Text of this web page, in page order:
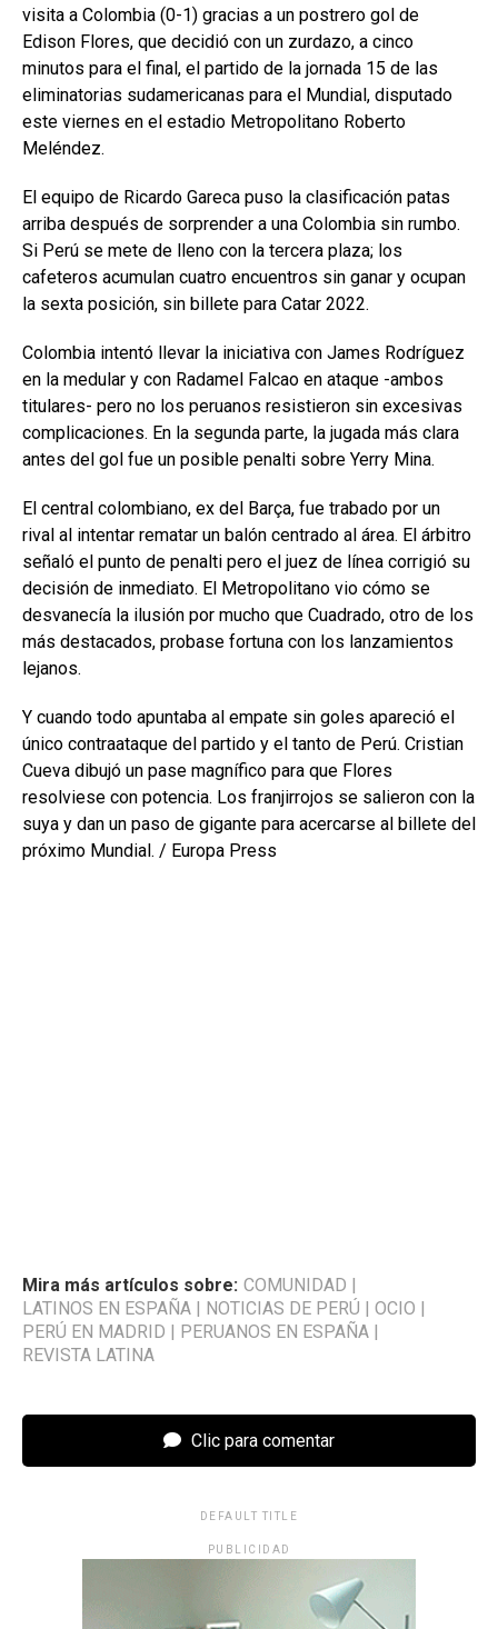
visita a Colombia (0-1) gracias a un postrero gol de
Edison Flores, que decidió con un zurdazo, a cinco
minutos para el final, el partido de la jornada 15 de las
eliminatorias sudamericanas para el Mundial, disputado
este viernes en el estadio Metropolitano Roberto
Meléndez.
El equipo de Ricardo Gareca puso la clasificación patas
arriba después de sorprender a una Colombia sin rumbo.
Si Perú se mete de lleno con la tercera plaza; los
cafeteros acumulan cuatro encuentros sin ganar y ocupan
la sexta posición, sin billete para Catar 2022.
Colombia intentó llevar la iniciativa con James Rodríguez
en la medular y con Radamel Falcao en ataque -ambos
titulares- pero no los peruanos resistieron sin excesivas
complicaciones. En la segunda parte, la jugada más clara
antes del gol fue un posible penalti sobre Yerry Mina.
El central colombiano, ex del Barça, fue trabado por un
rival al intentar rematar un balón centrado al área. El árbitro
señaló el punto de penalti pero el juez de línea corrigió su
decisión de inmediato. El Metropolitano vio cómo se
desvanecía la ilusión por mucho que Cuadrado, otro de los
más destacados, probase fortuna con los lanzamientos
lejanos.
Y cuando todo apuntaba al empate sin goles apareció el
único contraataque del partido y el tanto de Perú. Cristian
Cueva dibujó un pase magnífico para que Flores
resolviese con potencia. Los franjirrojos se salieron con la
suya y dan un paso de gigante para acercarse al billete del
próximo Mundial. / Europa Press
Mira más artículos sobre: COMUNIDAD |
LATINOS EN ESPAÑA | NOTICIAS DE PERÚ | OCIO |
PERÚ EN MADRID | PERUANOS EN ESPAÑA |
REVISTA LATINA
Clic para comentar
DEFAULT TITLE
PUBLICIDAD